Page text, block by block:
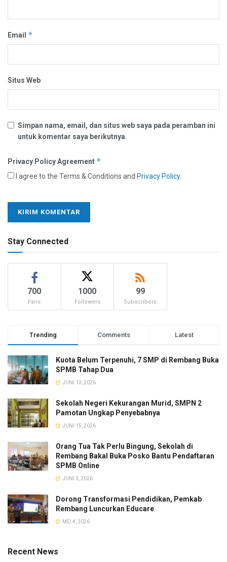
Email *
Situs Web
Simpan nama, email, dan situs web saya pada peramban ini
untuk komentar saya berikutnya.
Privacy Policy Agreement *
I agree to the Terms & Conditions and Privacy Policy.
Stay Connected
700
Fans
1000
Followers
99
Subscribers
Trending Comments Latest
Kuota Belum Terpenuhi, 7 SMP di Rembang Buka
SPMB Tahap Dua
JUNI 13, 2026
Sekolah Negeri Kekurangan Murid, SMPN 2
Pamotan Ungkap Penyebabnya
JUNI 15, 2026
Orang Tua Tak Perlu Bingung, Sekolah di
Rembang Bakal Buka Posko Bantu Pendaftaran
SPMB Online
JUNI 3, 2026
Dorong Transformasi Pendidikan, Pemkab
Rembang Luncurkan Educare
MEI 4, 2026
Recent News